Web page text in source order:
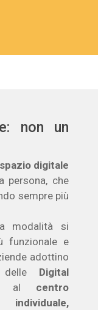
non un
digitale
persona, che
sempre più
modalità si
funzionale e
adottino
delle Digital
al centro
individuale,